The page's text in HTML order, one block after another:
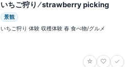
いちご狩り ⁄ strawberry picking
景観
いちご狩り 体験 収穫体験 春 食べ物/グルメ
☆ ♡ ✓